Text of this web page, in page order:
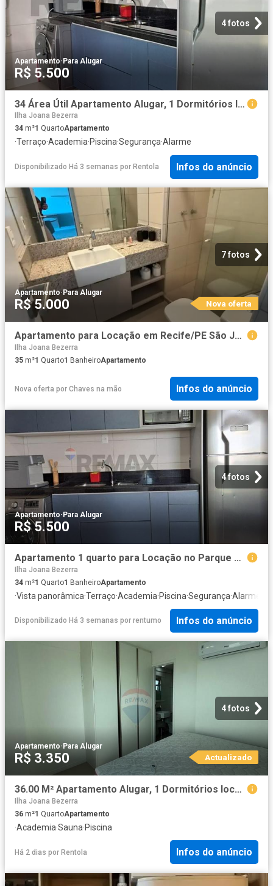
4 fotos
Apartamento·Para Alugar
R$ 5.500
34 Área Útil Apartamento Alugar, 1 Dormitórios localizado em Avenida Engenheiro José Estelita, 2443, São José, Recife, Pernambuco, 50090040 | Brasil
Ilha Joana Bezerra
34 m²1 QuartoApartamento
·Terraço·Academia·Piscina·Segurança·Alarme
Disponibilizado Há 3 semanas por Rentola Infos do anúncio
7 fotos
Apartamento·Para Alugar
R$ 5.000 Nova oferta
Apartamento para Locação em Recife/PE São José 1 Quartos
Ilha Joana Bezerra
35 m²1 Quarto1 BanheiroApartamento
Nova oferta por Chaves na mão Infos do anúncio
4 fotos
Apartamento·Para Alugar
R$ 5.500
Apartamento 1 quarto para Locação no Parque do Cais em Recife, sofisticação com vista para o mar
Ilha Joana Bezerra
34 m²1 Quarto1 BanheiroApartamento
·Vista panorâmica·Terraço·Academia·Piscina·Segurança·Alarme
Disponibilizado Há 3 semanas por rentumo Infos do anúncio
4 fotos
Apartamento· Para Alugar
R$ 3.350 Actualizado
36.00 M² Apartamento Alugar, 1 Dormitórios localizado em São José, Recife, Pernambuco, 50090040 | Brasil
Ilha Joana Bezerra
36 m²1 QuartoApartamento
·Academia·Sauna·Piscina
Há 2 dias por Rentola Infos do anúncio